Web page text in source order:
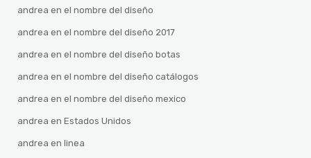
andrea en el nombre del diseño
andrea en el nombre del diseño 2017
andrea en el nombre del diseño botas
andrea en el nombre del diseño catálogos
andrea en el nombre del diseño mexico
andrea en Estados Unidos
andrea en linea